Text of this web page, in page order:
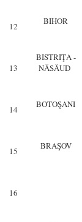
12 BIHOR
13
BISTRIŢA -
NĂSĂUD
14 BOTOŞANI
15 BRAŞOV
16